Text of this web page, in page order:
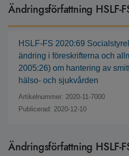
Ändringsförfattning HSLF-
HSLF-FS 2020:69
ändring i föreskrifterna och
2005:26) om hantering av
hälso- och sjukvården
Artikelnummer: 2020-11-7000
Publicerad: 2020-12-10
Ändringsförfattning HSLF-